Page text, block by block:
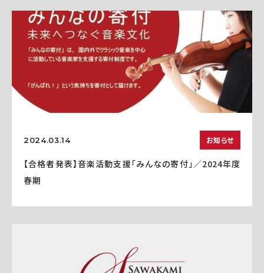
2024.03.14 お知らせ
【合格者発表】音楽活動支援「みんなの寄付」／2024年度
春期